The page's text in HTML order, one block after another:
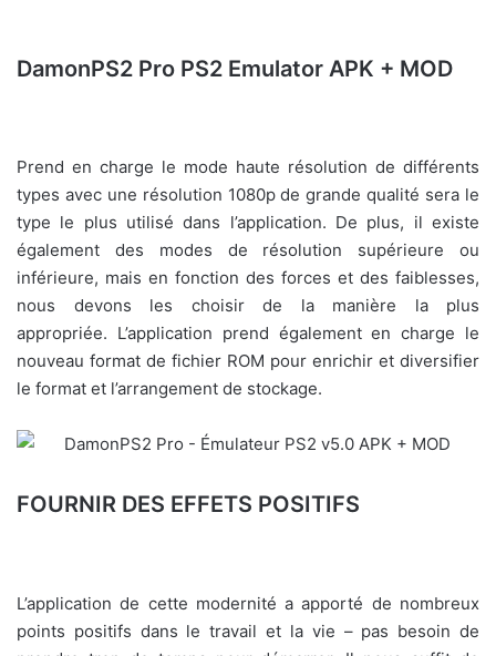
DamonPS2 Pro PS2 Emulator APK + MOD
Prend en charge le mode haute résolution de différents
types avec une résolution 1080p de grande qualité sera le
type le plus utilisé dans l’application. De plus, il existe
également des modes de résolution supérieure ou
inférieure, mais en fonction des forces et des faiblesses,
nous devons les choisir de la manière la plus
appropriée. L’application prend également en charge le
nouveau format de fichier ROM pour enrichir et diversifier
le format et l’arrangement de stockage.
FOURNIR DES EFFETS POSITIFS
L’application de cette modernité a apporté de nombreux
points positifs dans le travail et la vie – pas besoin de